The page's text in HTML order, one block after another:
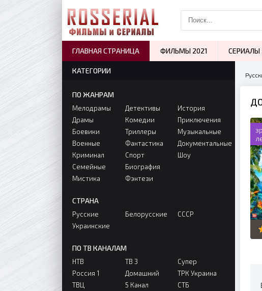
КАТЕГОРИИ
ПО ЖАНРАМ
Мелодрамы
Драмы
Боевики
Военные
Криминал
Семейные
Мистика
Детективы
Комедии
Триллеры
Фантастика
Спорт
Биография
Фэнтези
История
Приключения
Музыкальные
Документальные
Шоу
СТРАНА
Русские
Украинские
Белорусские СССР
ПО ТВ КАНАЛАМ
НТВ
Россия 1
ТВЦ
ТВ 3
Домашний
5 Канал
Супер
ТРК Украина
СТБ
ГЛАВНАЯ СТРАНИЦА ФИЛЬМЫ 2021 СЕРИАЛЫ